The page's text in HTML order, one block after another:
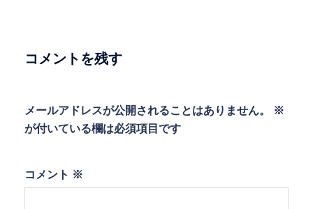
ンコメントを残す
メールアドレスが公開されることはありません。
※
が付いている欄は必須項目です
コメント ※